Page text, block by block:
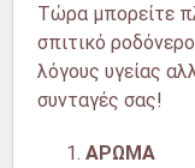
Τώρα μπορείτε
σπιτικό
λόγους υγείας
συνταγές σας!
ΑΡΩΜΑ